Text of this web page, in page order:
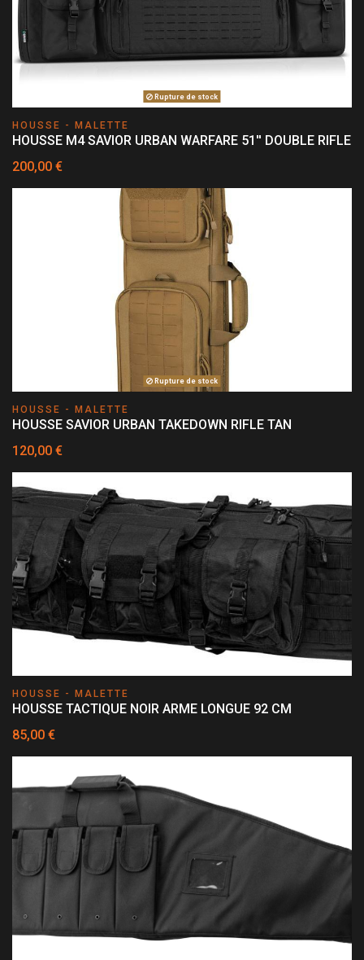
Rupture de stock
HOUSSE - MALETTE
HOUSSE M4 SAVIOR URBAN WARFARE 51'' DOUBLE RIFLE
200,00 €
Rupture de stock
HOUSSE - MALETTE
HOUSSE SAVIOR URBAN TAKEDOWN RIFLE TAN
120,00 €
HOUSSE - MALETTE
HOUSSE TACTIQUE NOIR ARME LONGUE 92 CM
85,00 €